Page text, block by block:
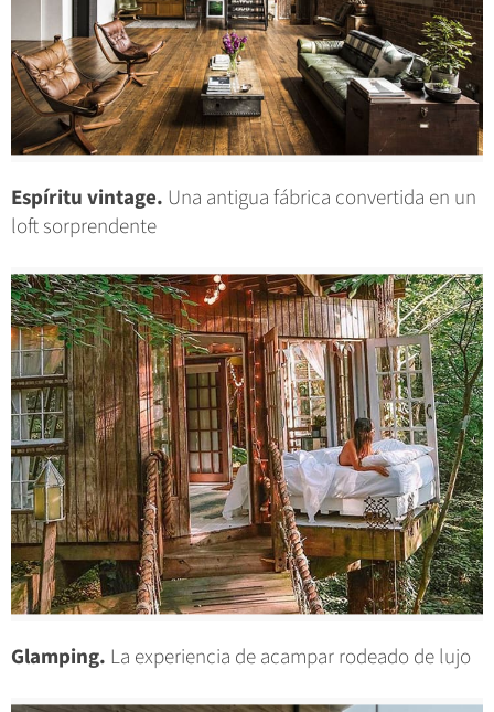
Espíritu vintage. Una antigua fábrica convertida en un
loft sorprendente
Glamping. La experiencia de acampar rodeado de lujo